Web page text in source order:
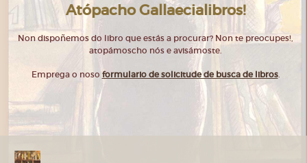
Atópacho Gallaecialibros!
Non dispoñemos do libro que estás a procurar? Non te preocupes!,
atopámoscho nós e avisámoste.
Emprega o noso formulario de solicitude de busca de libros.